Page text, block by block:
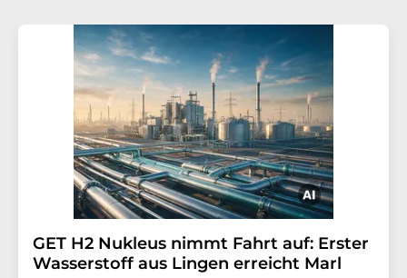
GET H2 Nukleus nimmt Fahrt auf: Erster
Wasserstoff aus Lingen erreicht Marl